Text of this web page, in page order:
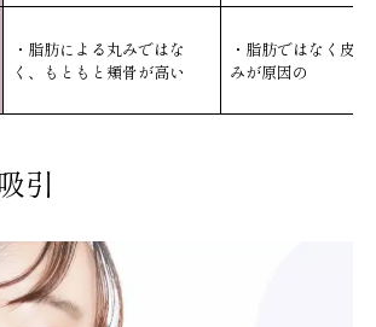
・脂肪による丸みではな
く、もともと頬骨が高い
・脂肪ではなく皮
みが原因の
引